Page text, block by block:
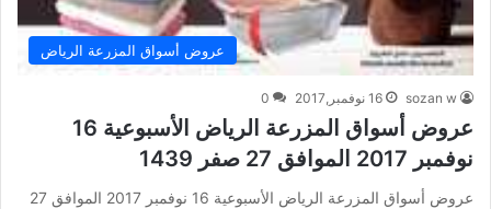
عروض أسواق المزرعة الرياض
sozan w 16 نوفمبر,2017 0
عروض أسواق المزرعة الرياض الأسبوعية 16
نوفمبر 2017 الموافق 27 صفر 1439
عروض أسواق المزرعة الرياض الأسبوعية 16 نوفمبر 2017 الموافق 27